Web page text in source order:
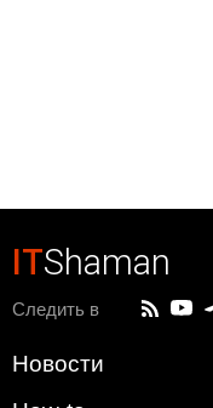
ITShaman
Следить в
Новости